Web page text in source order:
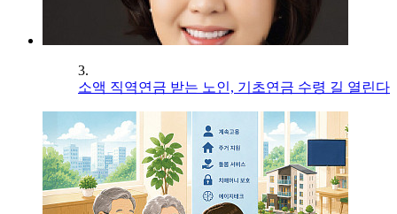
3.
소액 직역연금 받는 노인, 기초연금 수령 길 열린다